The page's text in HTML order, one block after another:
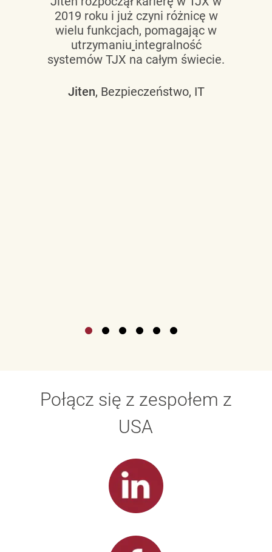
2019 roku i już czyni różnicę w
wielu funkcjach, pomagając w
utrzymaniu integralność
systemów TJX na całym świecie.
Jiten, Bezpieczeństwo, IT
Połącz się z zespołem z
USA